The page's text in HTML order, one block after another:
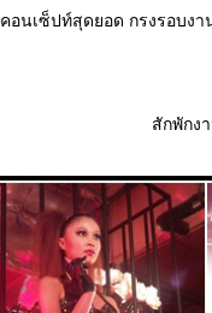
คอนเซ็ปท์สุดยอด กรงรอบง
สักพักง